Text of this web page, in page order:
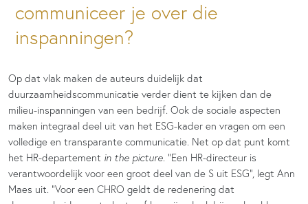
communiceer je over die
inspanningen?
Op dat vlak maken de auteurs duidelijk dat
duurzaamheidscommunicatie verder dient te kijken dan de
milieu-inspanningen van een bedrijf. Ook de sociale aspecten
maken integraal deel uit van het ESG-kader en vragen om een
volledige en transparante communicatie. Net op dat punt komt
het HR-departement in the picture . “Een HR-directeur is
verantwoordelijk voor een groot deel van de S uit ESG”, legt Ann
Maes uit. “Voor een CHRO geldt de redenering dat